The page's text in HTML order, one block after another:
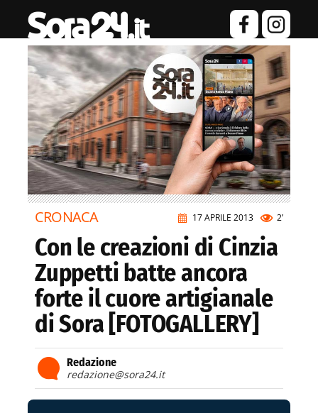
17 APRILE 2013 2’
CRONACA
Con le creazioni di Cinzia
Zuppetti batte ancora
forte il cuore artigianale
di Sora [FOTOGALLERY]
Redazione
redazione@sora24.it